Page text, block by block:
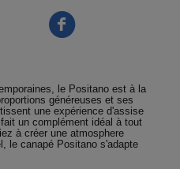
le Positano est à la
généreuses et ses
une expérience d'assise
un complément idéal à tout
à créer une atmosphere
le canapé Positano s'adapte